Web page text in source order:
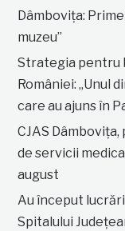
Dâmbovița:
muzeu”
Strategia pentru
României: „Unul
care au ajuns în
CJAS
de servicii
august
Au început
Spitalului